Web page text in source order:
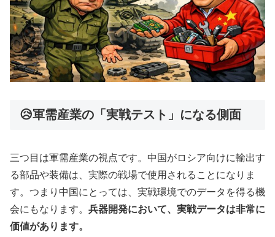
😥軍需産業の「実戦テスト」になる側面
三つ目は軍需産業の視点です。中国がロシア向けに輸出す
る部品や装備は、実際の戦場で使用されることになりま
す。つまり中国にとっては、実戦環境でのデータを得る機
会にもなります。 兵器開発において、実戦データは非常に
価値があります。